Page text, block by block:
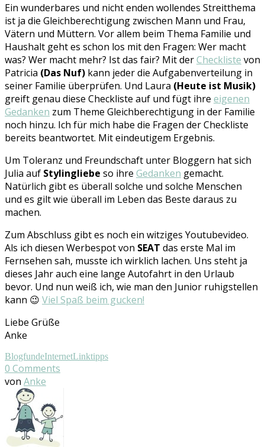
Ein wunderbares und nicht enden wollendes Streitthema
ist ja die Gleichberechtigung zwischen Mann und Frau,
Vätern und Müttern. Vor allem beim Thema Familie und
Haushalt geht es schon los mit den Fragen: Wer macht
was? Wer macht mehr? Ist das fair? Mit derCheckliste von
Patricia (Das Nuf) kann jeder die Aufgabenverteilung in
seiner Familie überprüfen. Und Laura (Heute ist Musik)
greift genau diese Checkliste auf und fügt ihre eigenen
Gedanken zum Theme Gleichberechtigung in der Familie
noch hinzu. Ich für mich habe die Fragen der Checkliste
bereits beantwortet. Mit eindeutigem Ergebnis.
Um Toleranz und Freundschaft unter Bloggern hat sich
Julia auf Stylingliebe so ihre Gedanken gemacht.
Natürlich gibt es überall solche und solche Menschen
und es gilt wie überall im Leben das Beste daraus zu
machen.
Zum Abschluss gibt es noch ein witziges Youtubevideo.
Als ich diesen Werbespot von SEAT das erste Mal im
Fernsehen sah, musste ich wirklich lachen. Uns steht ja
dieses Jahr auch eine lange Autofahrt in den Urlaub
bevor. Und nun weiß ich, wie man den Junior ruhigstellen
kann 😉 Viel Spaß beim gucken!
Liebe Grüße
Anke
BlogfundeInternetLinktipps
0 Comments
von Anke